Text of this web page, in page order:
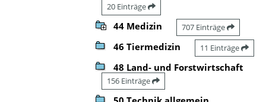
20 Einträge
44 Medizin 707 Einträge
46 Tiermedizin 11 Einträge
48 Land- und Forstwirtschaft
156 Einträge